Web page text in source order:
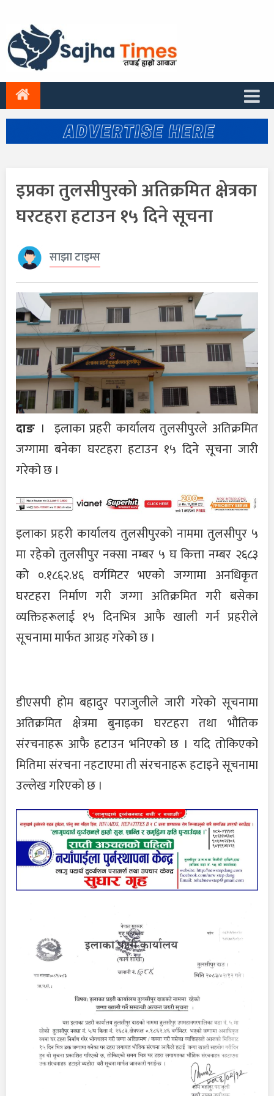
इप्रका तुलसीपुरको अतिक्रमित क्षेत्रका
घरटहरा हटाउन १५ दिने सूचना
साझा टाइम्स
दाङ । इलाका प्रहरी कार्यालय तुलसीपुरले अतिक्रमित
जग्गामा बनेका घरटहरा हटाउन १५ दिने सूचना जारी
गरेको छ ।
इलाका प्रहरी कार्यालय तुलसीपुरको नाममा तुलसीपुर ५
मा रहेको तुलसीपुर नक्सा नम्बर ५ घ कित्ता नम्बर २६८३
को ०.१८६२.४६ वर्गमिटर भएको जग्गामा अनधिकृत
घरटहरा निर्माण गरी जग्गा अतिक्रमित गरी बसेका
व्यक्तिहरूलाई १५ दिनभित्र आफै खाली गर्न प्रहरीले
सूचनामा मार्फत आग्रह गरेको छ ।
डीएसपी होम बहादुर पराजुलीले जारी गरेको सूचनामा
अतिक्रमित क्षेत्रमा बुनाइका घरटहरा तथा भौतिक
संरचनाहरू आफै हटाउन भनिएको छ । यदि तोकिएको
मितिमा संरचना नहटाएमा ती संरचनाहरू हटाइने सूचनामा
उल्लेख गरिएको छ ।